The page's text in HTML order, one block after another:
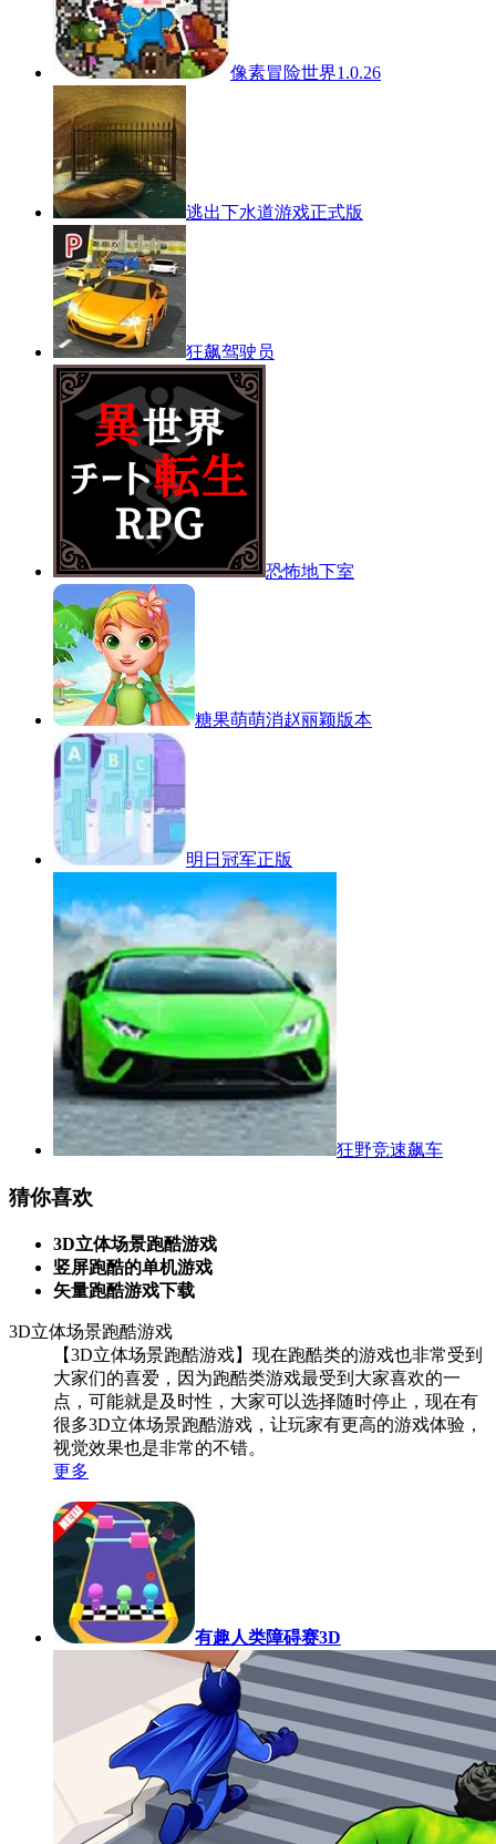
像素冒险世界1.0.26
逃出下水道游戏正式版
狂飙驾驶员
恐怖地下室
糖果萌萌消赵丽颖版本
明日冠军正版
狂野竞速飙车
猜你喜欢
3D立体场景跑酷游戏
竖屏跑酷的单机游戏
矢量跑酷游戏下载
3D立体场景跑酷游戏
【3D立体场景跑酷游戏】现在跑酷类的游戏也非常受到
大家们的喜爱，因为跑酷类游戏最受到大家喜欢的一
点，可能就是及时性，大家可以选择随时停止，现在有
很多3D立体场景跑酷游戏，让玩家有更高的游戏体验，
视觉效果也是非常的不错。
更多
有趣人类障碍赛3D